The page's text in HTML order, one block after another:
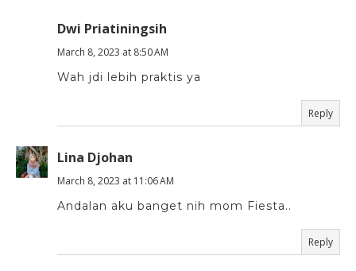
Dwi Priatiningsih
March 8, 2023 at 8:50 AM
Wah jdi lebih praktis ya
Reply
Lina Djohan
March 8, 2023 at 11:06 AM
Andalan aku banget nih mom Fiesta..
Reply